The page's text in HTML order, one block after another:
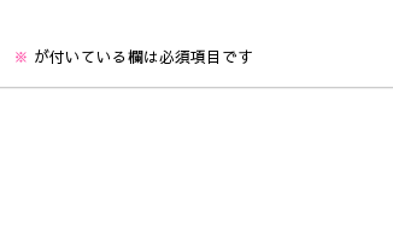
※ が付いている欄は必須項目です